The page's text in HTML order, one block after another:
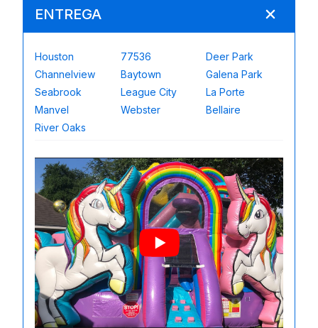
ENTREGA
Houston 77536
Deer Park
Channelview
Baytown
Galena Park
Seabrook
League City
La Porte
Manvel
Webster
Bellaire
River Oaks